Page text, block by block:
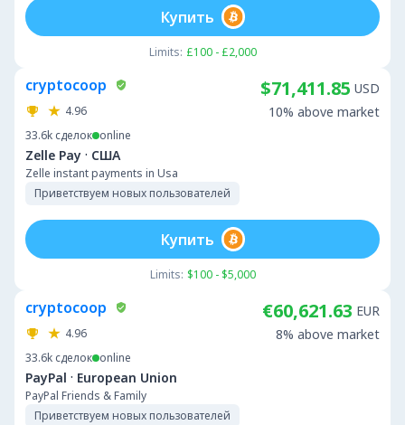
Limits: £100 - £2,000
Купить
cryptocoop
4.96
33.6k сделок online
Zelle Pay · США
Zelle instant payments in Usa
Приветствуем новых пользователей
$71,411.85 USD
10% above market
Limits: $100 - $5,000
Купить
cryptocoop
4.96
33.6k сделок online
PayPal · European Union
PayPal Friends & Family
Приветствуем новых пользователей
€60,621.63 EUR
8% above market